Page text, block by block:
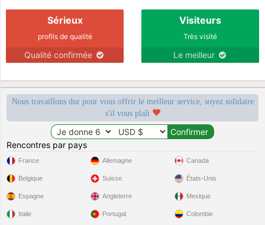
Sérieux
profils de qualité
Qualité confirmée
Visiteurs
Très visité
Le meilleur
Nous travaillons dur pour vous offrir le meilleur service, soyez solidaire
s'il vous plaît
Rencontres par pays
France
Belgique
Espagne
Italie
Allemagne
Suisse
Angleterre
Portugal
Canada
États-Unis
Mexique
Colombie